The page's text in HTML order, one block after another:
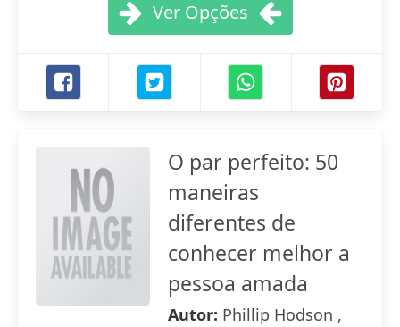
Ver Opções
O par perfeito: 50
maneiras
diferentes de
conhecer melhor a
pessoa amada
Autor: Phillip Hodson ,